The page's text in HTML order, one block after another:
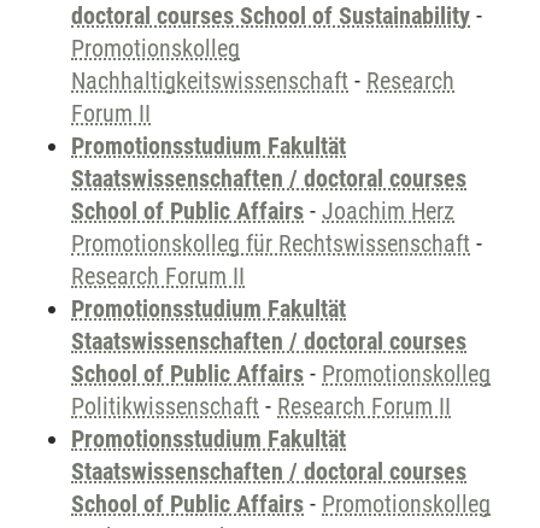
doctoral courses School of Sustainability -
Promotionskolleg
Nachhaltigkeitswissenschaft - Research
Forum II
Promotionsstudium Fakultät
Staatswissenschaften / doctoral courses
School of Public Affairs - Joachim Herz
Promotionskolleg für Rechtswissenschaft -
Research Forum II
Promotionsstudium Fakultät
Staatswissenschaften / doctoral courses
School of Public Affairs - Promotionskolleg
Politikwissenschaft - Research Forum II
Promotionsstudium Fakultät
Staatswissenschaften / doctoral courses
School of Public Affairs - Promotionskolleg